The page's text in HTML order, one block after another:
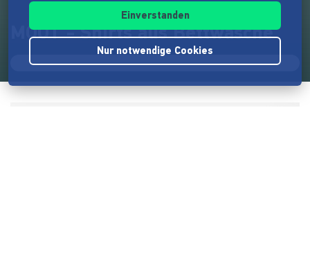
MOOT - Shirts aus Bettwäsche
Einverstanden
Nur notwendige Cookies